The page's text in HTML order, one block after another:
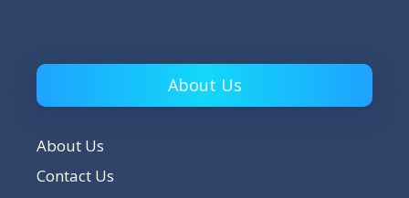
About Us
About Us
Contact Us